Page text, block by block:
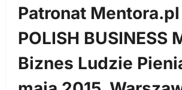
Patronat Mentora.pl
POLISH BUSINESS
Biznes Ludzie